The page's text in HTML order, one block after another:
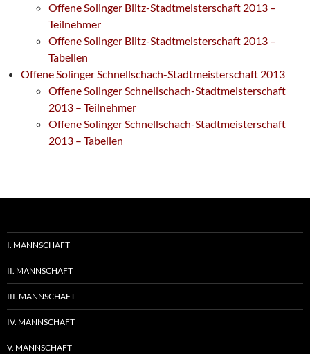
Offene Solinger Blitz-Stadtmeisterschaft 2013 –
Teilnehmer
Offene Solinger Blitz-Stadtmeisterschaft 2013 –
Tabellen
Offene Solinger Schnellschach-Stadtmeisterschaft 2013
Offene Solinger Schnellschach-Stadtmeisterschaft
2013 – Teilnehmer
Offene Solinger Schnellschach-Stadtmeisterschaft
2013 – Tabellen
I. MANNSCHAFT
II. MANNSCHAFT
III. MANNSCHAFT
IV. MANNSCHAFT
V. MANNSCHAFT